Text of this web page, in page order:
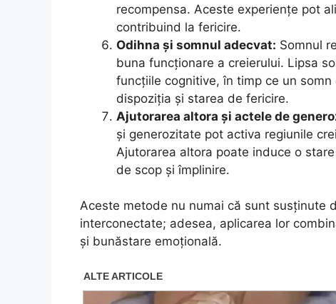
recompensa. Aceste experiențe pot
contribuind la fericire.
Odihna și somnul adecvat: Somnul
buna funcționare a creierului. Lipsa
funcțiile cognitive, în timp ce un
dispoziția și starea de fericire.
Ajutorarea altora și actele de
și generozitate pot activa regiunile
Ajutorarea altora poate induce o
de scop și împlinire.
Aceste metode nu numai că sunt susținute
interconectate; adesea, aplicarea lor
și bunăstare emoțională.